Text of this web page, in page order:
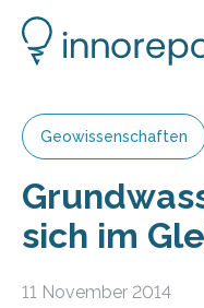
Geowissenschaften
sich im
11 November 2014